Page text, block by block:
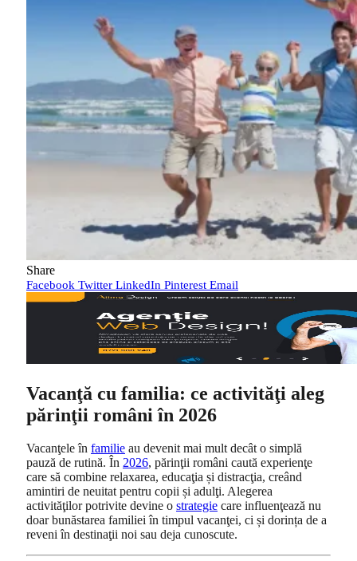
Share
Facebook Twitter LinkedIn Pinterest Email
Vacanţă cu familia: ce activităţi aleg
părinţii români în 2026
Vacanţele în familie au devenit mai mult decât o simplă
pauză de rutină. În 2026, părinţii români caută experienţe
care să combine relaxarea, educaţia și distracţia, creând
amintiri de neuitat pentru copii și adulţi. Alegerea
activităţilor potrivite devine o strategie care influenţează nu
doar bunăstarea familiei în timpul vacanţei, ci și dorința de a
reveni în destinaţii noi sau deja cunoscute.